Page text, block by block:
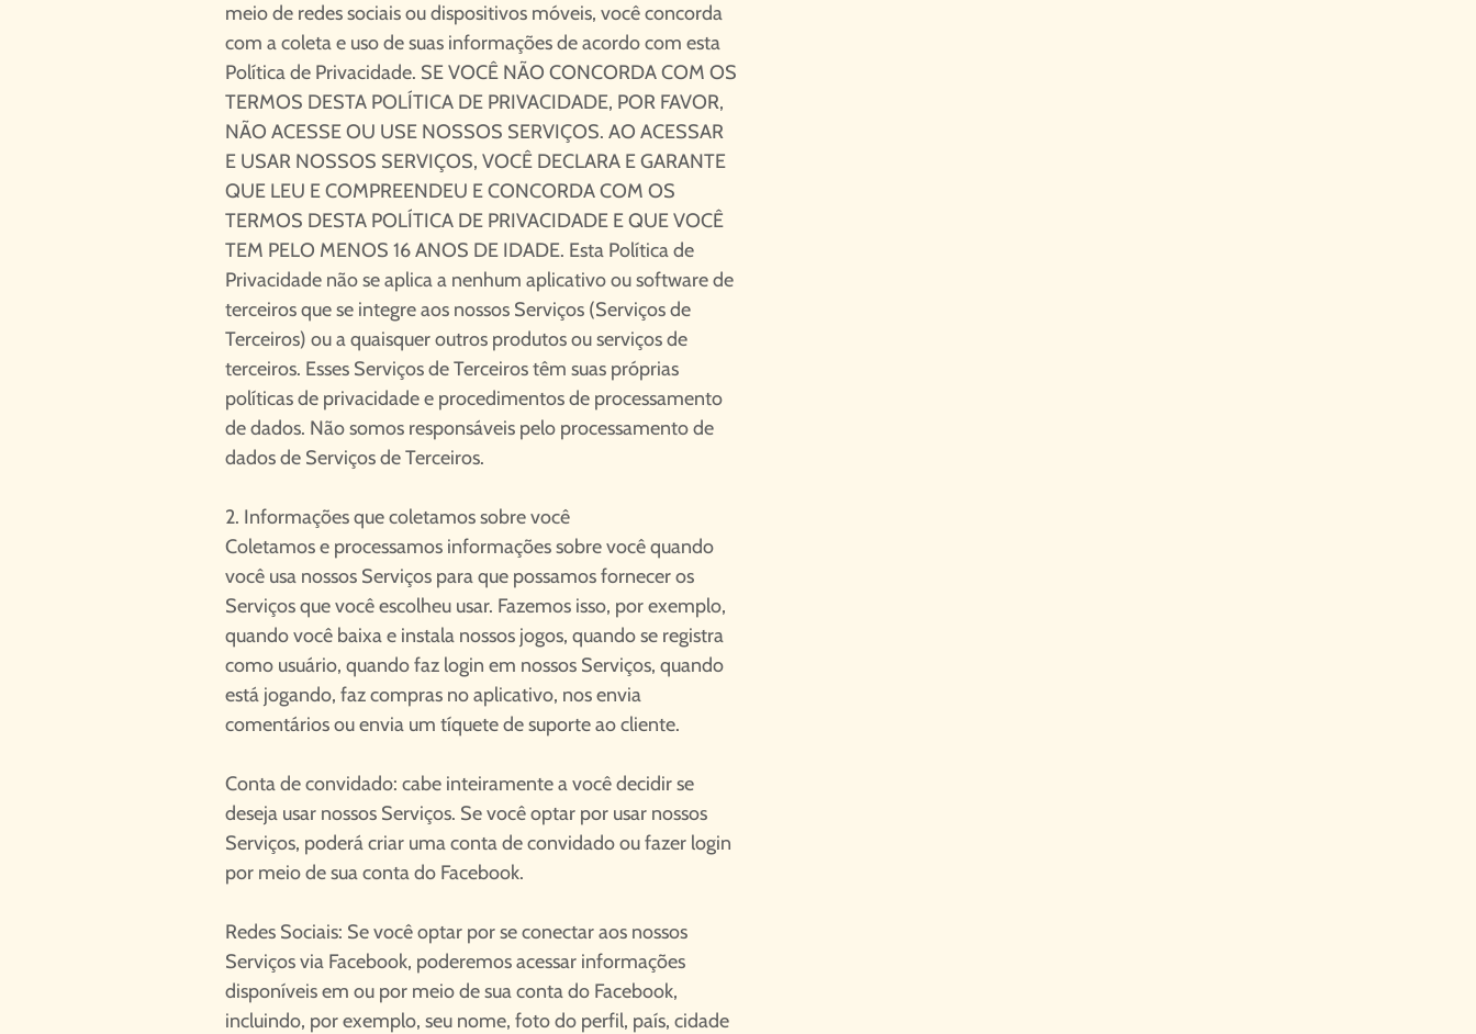
meio de redes sociais ou dispositivos móveis, você concorda
com a coleta e uso de suas informações de acordo com esta
Política de Privacidade. SE VOCÊ NÃO CONCORDA COM OS
TERMOS DESTA POLÍTICA DE PRIVACIDADE, POR FAVOR,
NÃO ACESSE OU USE NOSSOS SERVIÇOS. AO ACESSAR
E USAR NOSSOS SERVIÇOS, VOCÊ DECLARA E GARANTE
QUE LEU E COMPREENDEU E CONCORDA COM OS
TERMOS DESTA POLÍTICA DE PRIVACIDADE E QUE VOCÊ
TEM PELO MENOS 16 ANOS DE IDADE. Esta Política de
Privacidade não se aplica a nenhum aplicativo ou software de
terceiros que se integre aos nossos Serviços (Serviços de
Terceiros) ou a quaisquer outros produtos ou serviços de
terceiros. Esses Serviços de Terceiros têm suas próprias
políticas de privacidade e procedimentos de processamento
de dados. Não somos responsáveis pelo processamento de
dados de Serviços de Terceiros.
2. Informações que coletamos sobre você
Coletamos e processamos informações sobre você quando
você usa nossos Serviços para que possamos fornecer os
Serviços que você escolheu usar. Fazemos isso, por exemplo,
quando você baixa e instala nossos jogos, quando se registra
como usuário, quando faz login em nossos Serviços, quando
está jogando, faz compras no aplicativo, nos envia
comentários ou envia um tíquete de suporte ao cliente.
Conta de convidado: cabe inteiramente a você decidir se
deseja usar nossos Serviços. Se você optar por usar nossos
Serviços, poderá criar uma conta de convidado ou fazer login
por meio de sua conta do Facebook.
Redes Sociais: Se você optar por se conectar aos nossos
Serviços via Facebook, poderemos acessar informações
disponíveis em ou por meio de sua conta do Facebook,
incluindo, por exemplo, seu nome, foto do perfil, país, cidade